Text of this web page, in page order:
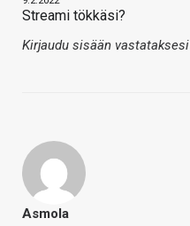
Streami tökkäsi?
Kirjaudu sisään vastataksesi
Asmola